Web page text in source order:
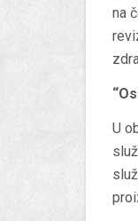
na
U